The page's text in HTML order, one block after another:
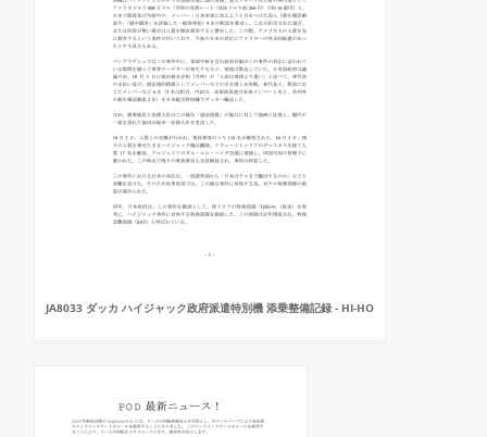
JA8033 ダッカ ハイジャック政府派遣特別機 添乗整備記録 - HI-HO